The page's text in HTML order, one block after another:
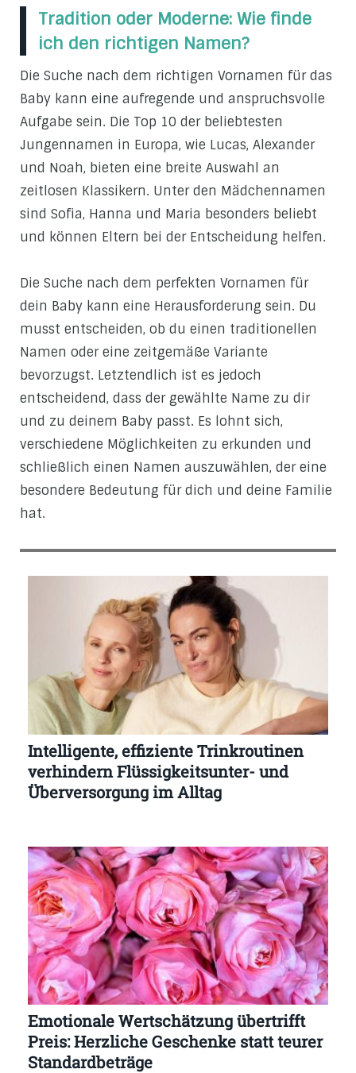
Tradition oder Moderne: Wie finde
ich den richtigen Namen?
Die Suche nach dem richtigen Vornamen für das
Baby kann eine aufregende und anspruchsvolle
Aufgabe sein. Die Top 10 der beliebtesten
Jungennamen in Europa, wie Lucas, Alexander
und Noah, bieten eine breite Auswahl an
zeitlosen Klassikern. Unter den Mädchennamen
sind Sofia, Hanna und Maria besonders beliebt
und können Eltern bei der Entscheidung helfen.
Die Suche nach dem perfekten Vornamen für
dein Baby kann eine Herausforderung sein. Du
musst entscheiden, ob du einen traditionellen
Namen oder eine zeitgemäße Variante
bevorzugst. Letztendlich ist es jedoch
entscheidend, dass der gewählte Name zu dir
und zu deinem Baby passt. Es lohnt sich,
verschiedene Möglichkeiten zu erkunden und
schließlich einen Namen auszuwählen, der eine
besondere Bedeutung für dich und deine Familie
hat.
Intelligente, effiziente Trinkroutinen
verhindern Flüssigkeitsunter- und
Überversorgung im Alltag
Emotionale Wertschätzung übertrifft
Preis: Herzliche Geschenke statt teurer
Standardbeträge